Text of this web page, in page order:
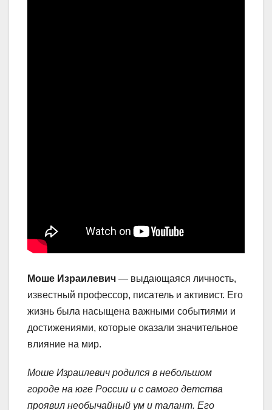
Моше Израилевич — выдающаяся личность,
известный профессор, писатель и активист. Его
жизнь была насыщена важными событиями и
достижениями, которые оказали значительное
влияние на мир.
Моше Израилевич родился в небольшом
городе на юге России и с самого детства
проявил необычайный ум и талант. Его